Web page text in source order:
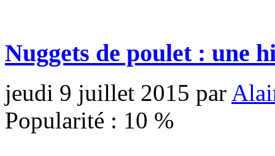
Nuggets de poulet : une
jeudi 9 juillet 2015 par
Popularité : 10 %